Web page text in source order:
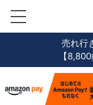
売れ行
【8,800